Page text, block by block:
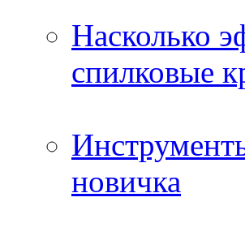
Насколько
спилковые
новичка